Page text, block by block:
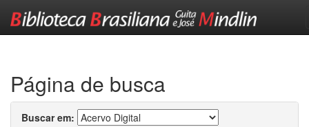
Página de busca
Buscar em: